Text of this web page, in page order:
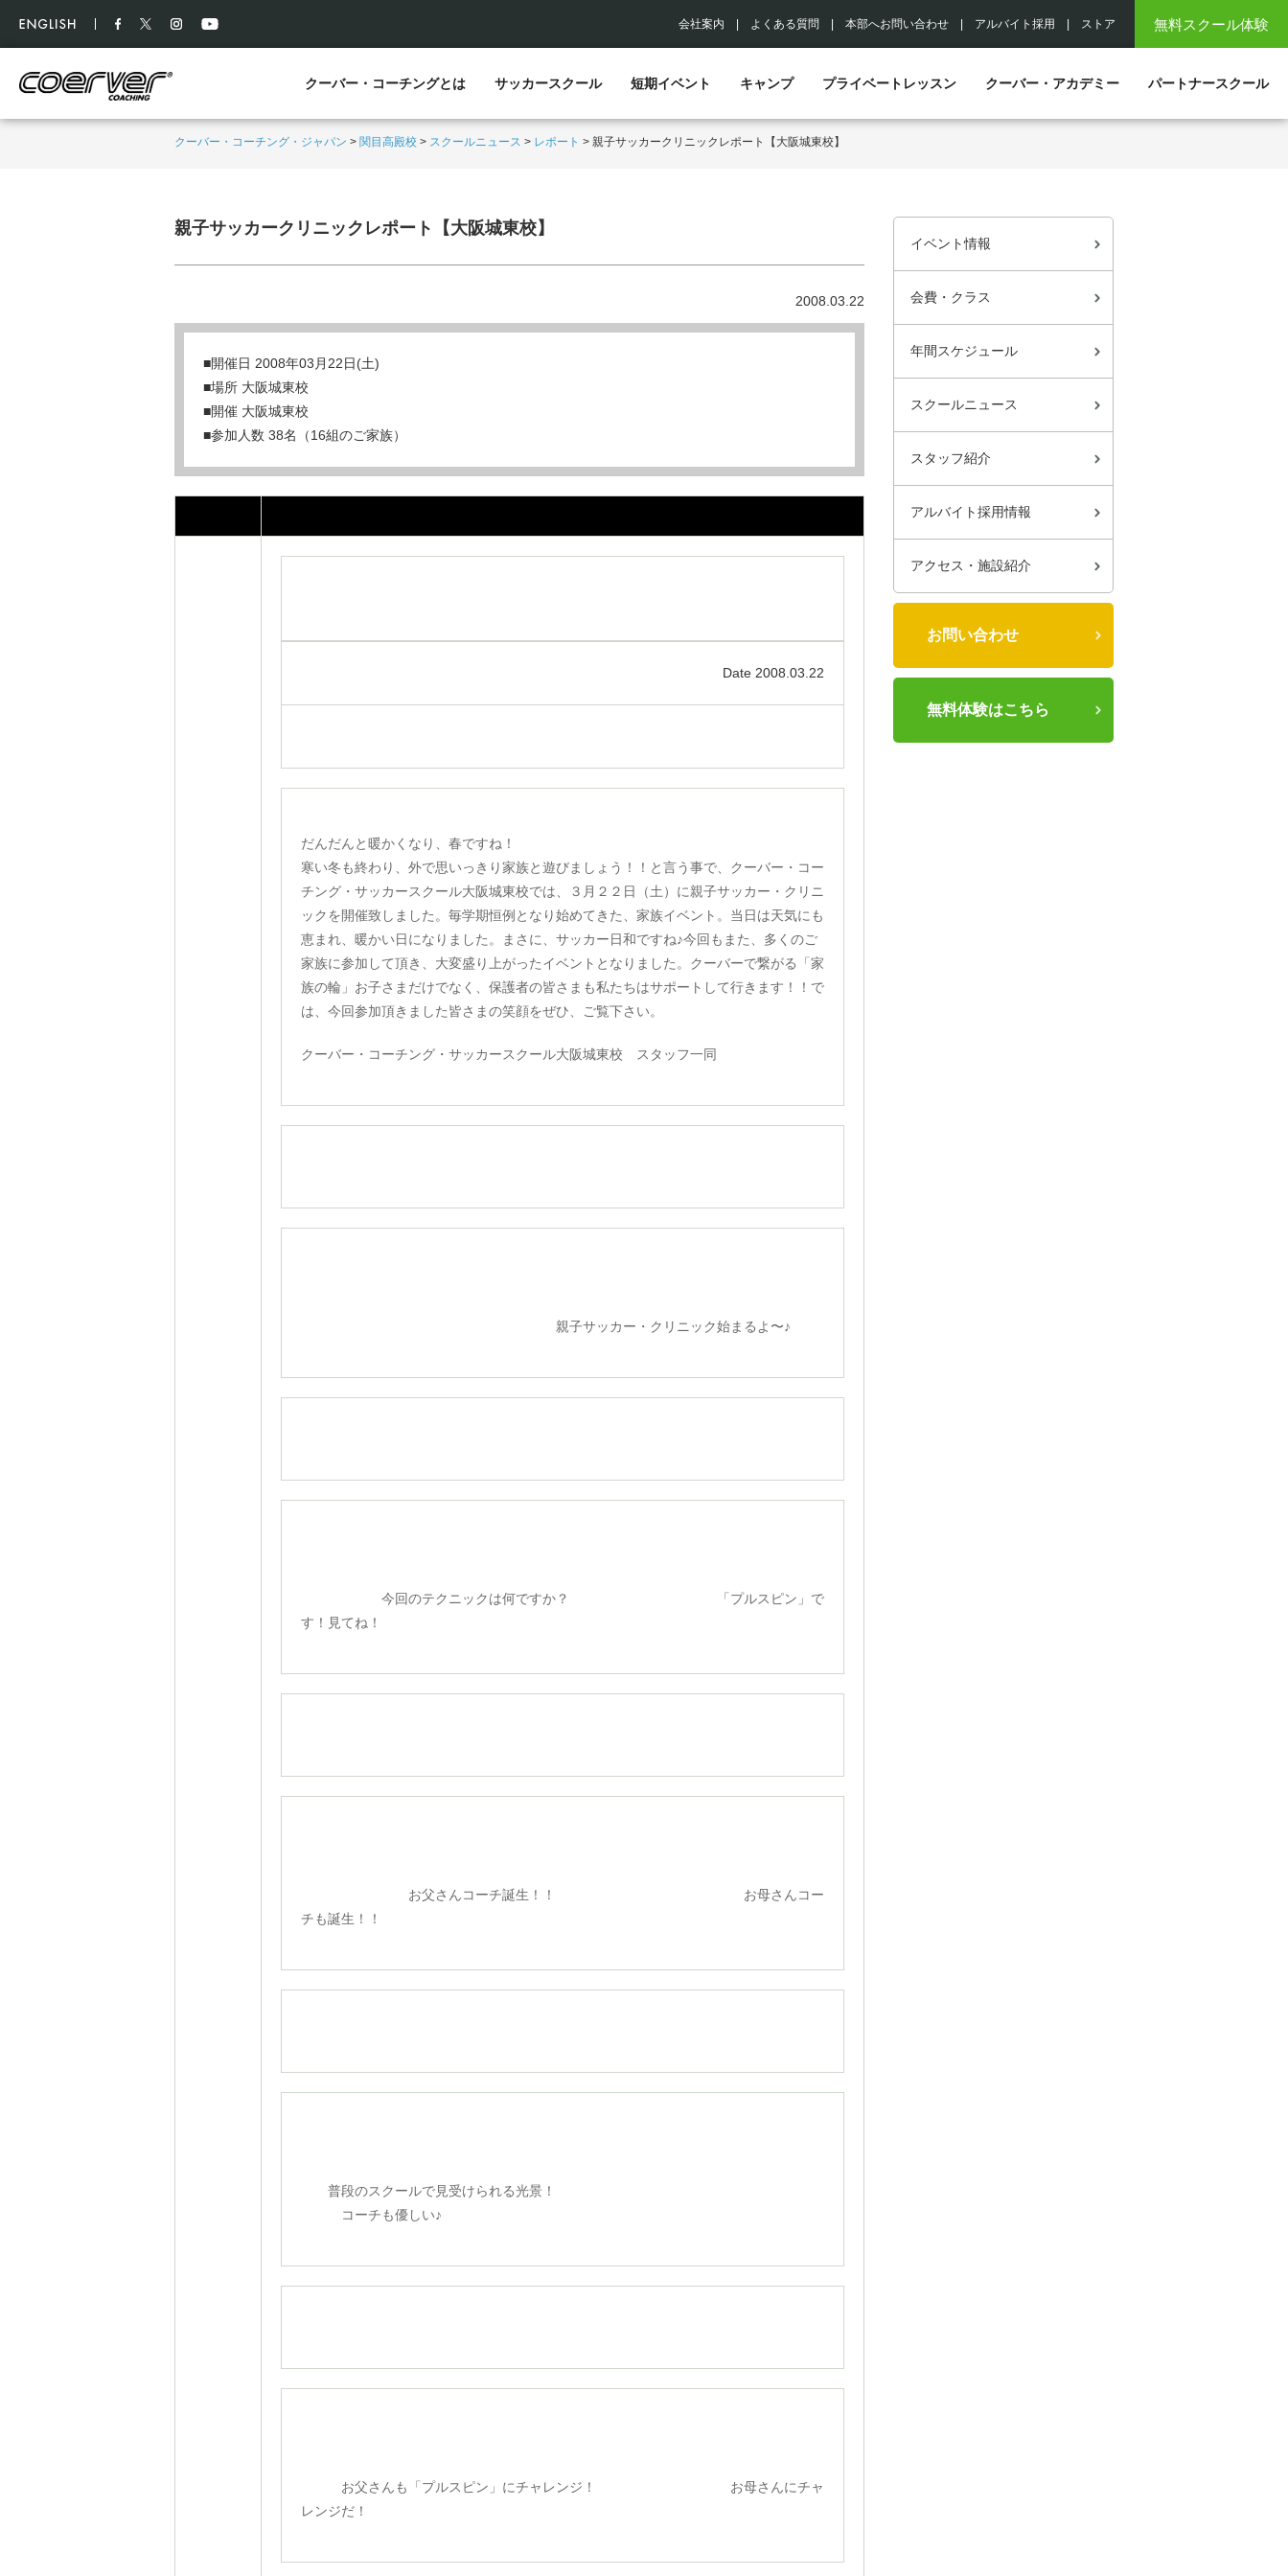
無料スクール体験
会社案内 よくある質問 本部へお問い合わせ アルバイト採用 ストア
クーバー・コーチングとは サッカースクール 短期イベント キャンプ プライベートレッスン クーバー・アカデミー パートナースクール
クーバー・コーチング・ジャパン > 関目高殿校 > スクールニュース > レポート > 親子サッカークリニックレポート【大阪城東校】
親子サッカークリニックレポート【大阪城東校】
2008.03.22
■開催日 2008年03月22日(土)
■場所 大阪城東校
■開催 大阪城東校
■参加人数 38名（16組のご家族）
Date 2008.03.22
だんだんと暖かくなり、春ですね！
寒い冬も終わり、外で思いっきり家族と遊びましょう！！と言う事で、クーバー・コー
チング・サッカースクール大阪城東校では、３月２２日（土）に親子サッカー・クリニ
ックを開催致しました。毎学期恒例となり始めてきた、家族イベント。当日は天気にも
恵まれ、暖かい日になりました。まさに、サッカー日和ですね♪今回もまた、多くのご
家族に参加して頂き、大変盛り上がったイベントとなりました。クーバーで繋がる「家
族の輪」お子さまだけでなく、保護者の皆さまも私たちはサポートして行きます！！で
は、今回参加頂きました皆さまの笑顔をぜひ、ご覧下さい。
クーバー・コーチング・サッカースクール大阪城東校 スタッフ一同
親子サッカー・クリニック始まるよ〜♪
今回のテクニックは何ですか？ 「プルスピン」で
す！見てね！
お父さんコーチ誕生！！ お母さんコー
チも誕生！！
普段のスクールで見受けられる光景！
コーチも優しい♪
お父さんも「プルスピン」にチャレンジ！ お母さんにチャ
レンジだ！
イベント情報
会費・クラス
年間スケジュール
スクールニュース
スタッフ紹介
アルバイト採用情報
アクセス・施設紹介
お問い合わせ
無料体験はこちら